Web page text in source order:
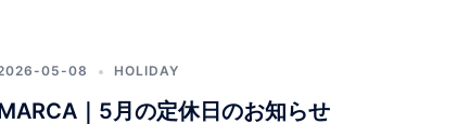
05-08 HOLIDAY
｜5月の定休日のお知らせ